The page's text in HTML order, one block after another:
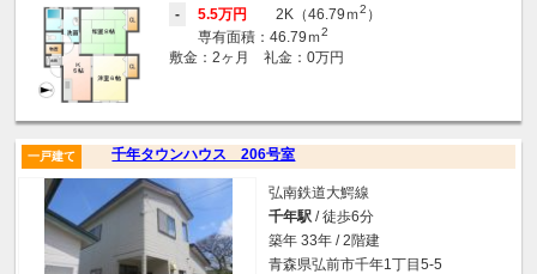
- 5.5万円 2K（46.79ｍ2 ）
専有面積：46.79ｍ2
敷金：2ヶ月 礼金：0万円
千年タウンハウス 206号室
一戸建て
弘南鉄道大鰐線
千年駅 / 徒歩6分
築年 33年 / 2階建
青森県弘前市千年1丁目5-5